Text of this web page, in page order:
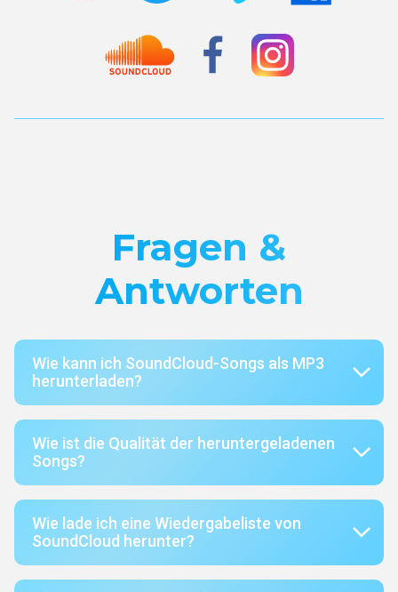
Fragen &
Antworten
Wie kann ich SoundCloud-Songs als MP3
herunterladen?
Wie ist die Qualität der heruntergeladenen
Songs?
Wie lade ich eine Wiedergabeliste von
SoundCloud herunter?